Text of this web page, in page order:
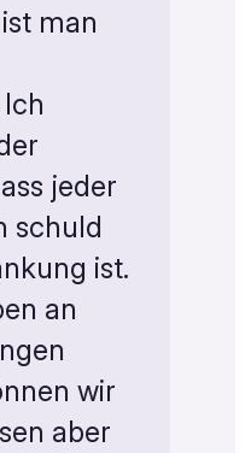
man
jeder
schuld
ist.
an
wir
aber